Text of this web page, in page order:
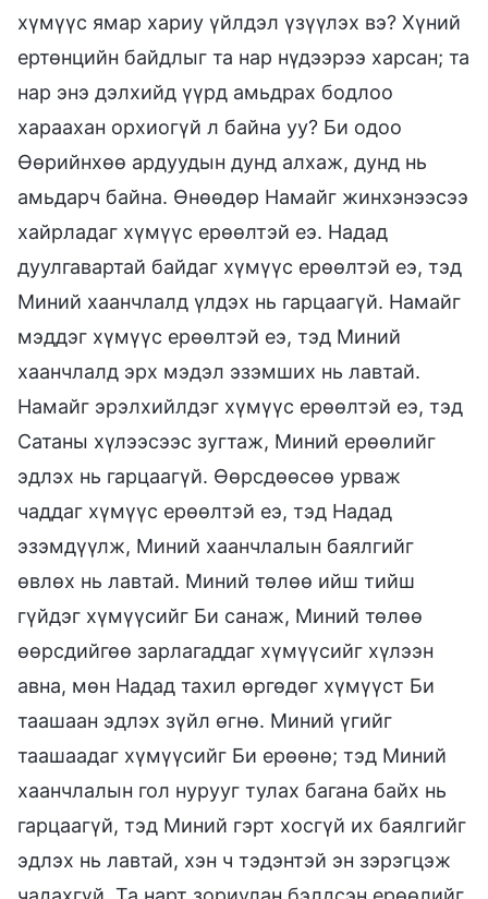
хүмүүс ямар хариу үйлдэл үзүүлэх вэ? Хүний
ертөнцийн байдлыг та нар нүдээрээ харсан; та
нар энэ дэлхийд үүрд амьдрах бодлоо
хараахан орхиогүй л байна уу? Би одоо
Өөрийнхөө ардуудын дунд алхаж, дунд нь
амьдарч байна. Өнөөдөр Намайг жинхэнээсээ
хайрладаг хүмүүс ерөөлтэй еэ. Надад
дуулгавартай байдаг хүмүүс ерөөлтэй еэ, тэд
Миний хаанчлалд үлдэх нь гарцаагүй. Намайг
мэддэг хүмүүс ерөөлтэй еэ, тэд Миний
хаанчлалд эрх мэдэл эзэмших нь лавтай.
Намайг эрэлхийлдэг хүмүүс ерөөлтэй еэ, тэд
Сатаны хүлээсээс зугтаж, Миний ерөөлийг
эдлэх нь гарцаагүй. Өөрсдөөсөө урваж
чаддаг хүмүүс ерөөлтэй еэ, тэд Надад
эзэмдүүлж, Миний хаанчлалын баялгийг
өвлөх нь лавтай. Миний төлөө ийш тийш
гүйдэг хүмүүсийг Би санаж, Миний төлөө
өөрсдийгөө зарлагаддаг хүмүүсийг хүлээн
авна, мөн Надад тахил өргөдөг хүмүүст Би
таашаан эдлэх зүйл өгнө. Миний үгийг
таашаадаг хүмүүсийг Би ерөөнө; тэд Миний
хаанчлалын гол нурууг тулах багана байх нь
гарцаагүй, тэд Миний гэрт хосгүй их баялгийг
эдлэх нь лавтай, хэн ч тэдэнтэй эн зэрэгцэж